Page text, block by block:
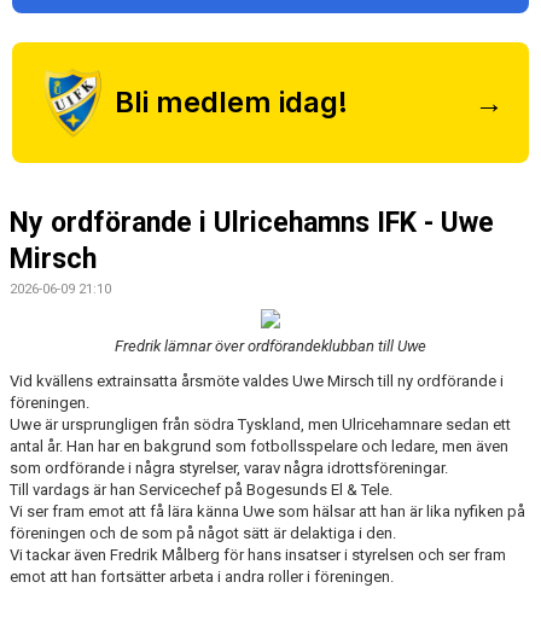
WEBSHOP
Bli medlem idag! →
Ny ordförande i Ulricehamns IFK - Uwe
Mirsch
2026-06-09 21:10
Fredrik lämnar över ordförandeklubban till Uwe
Vid kvällens extrainsatta årsmöte valdes Uwe Mirsch till ny ordförande i
föreningen.
Uwe är ursprungligen från södra Tyskland, men Ulricehamnare sedan ett
antal år. Han har en bakgrund som fotbollsspelare och ledare, men även
som ordförande i några styrelser, varav några idrottsföreningar.
Till vardags är han Servicechef på Bogesunds El & Tele.
Vi ser fram emot att få lära känna Uwe som hälsar att han är lika nyfiken på
föreningen och de som på något sätt är delaktiga i den.
Vi tackar även Fredrik Målberg för hans insatser i styrelsen och ser fram
emot att han fortsätter arbeta i andra roller i föreningen.